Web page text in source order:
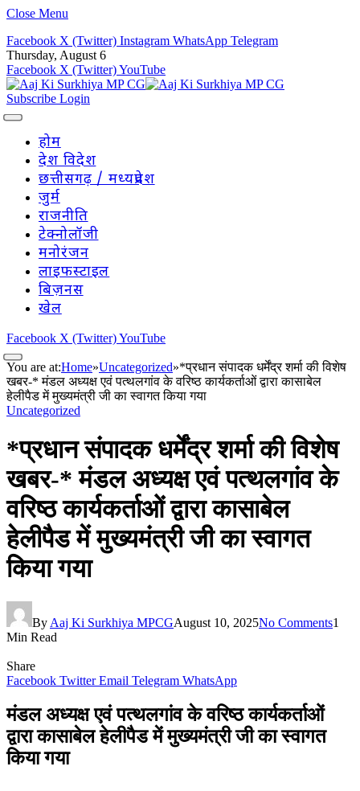
Close Menu
Facebook X (Twitter) Instagram WhatsApp Telegram
Thursday, August 6
Facebook X (Twitter)YouTube
Subscribe Login
होम
देश विदेश
छत्तीसगढ़ / मध्यप्रदेश
जुर्म
राजनीति
टेक्नोलॉजी
मनोरंजन
लाइफस्टाइल
बिज़नस
खेल
Facebook X (Twitter)YouTube
You are at:Home»Uncategorized»*प्रधान संपादक धर्मेंद्र शर्मा की विशेष
खबर-* मंडल अध्यक्ष एवं पत्थलगांव के वरिष्ठ कार्यकर्ताओं द्वारा कासाबेल
हेलीपैड में मुख्यमंत्री जी का स्वागत किया गया
Uncategorized
*प्रधान संपादक धर्मेंद्र शर्मा की विशेष
खबर-* मंडल अध्यक्ष एवं पत्थलगांव के
वरिष्ठ कार्यकर्ताओं द्वारा कासाबेल
हेलीपैड में मुख्यमंत्री जी का स्वागत
किया गया
By Aaj Ki Surkhiya MPCGAugust 10, 2025No Comments1
Min Read
Share
Facebook Twitter Email Telegram WhatsApp
मंडल अध्यक्ष एवं पत्थलगांव के वरिष्ठ कार्यकर्ताओं
द्वारा कासाबेल हेलीपैड में मुख्यमंत्री जी का स्वागत
किया गया